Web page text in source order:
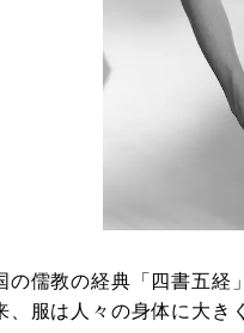
の儒教の経典「四書五経
、服は人々の身体に大き